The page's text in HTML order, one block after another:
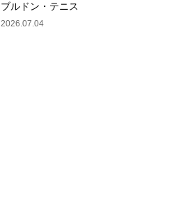
ブルドン・テニス
2026.07.04